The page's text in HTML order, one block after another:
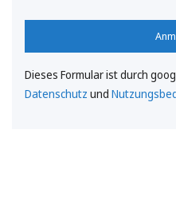
Dieses Formular ist durch
Datenschutz und